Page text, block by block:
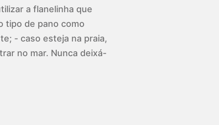
a flanelinha que
tipo de pano como
- caso esteja na praia,
no mar. Nunca deixá-